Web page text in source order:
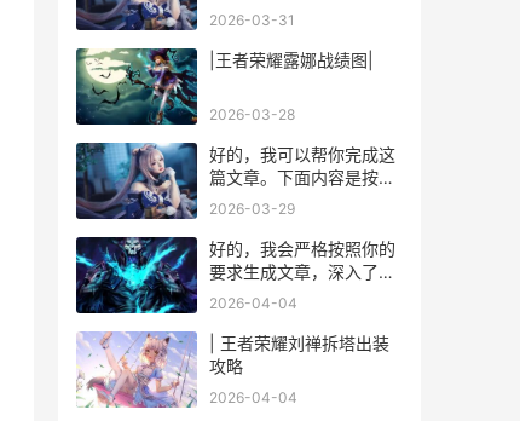
2026-03-31
|王者荣耀露娜战绩图|
2026-03-28
好的，我可以帮你完成这
篇文章。下面内容是按照
你的要求生成的完整内
2026-03-29
好的，我会严格按照你的
要求生成文章，深入了
解、导语、小深入了解、
进，并在最后写一个100-
200字左右的见解汇总。
1200字之间。下面内容为
2026-04-04
| 王者荣耀刘禅拆塔出装
攻略
2026-04-04